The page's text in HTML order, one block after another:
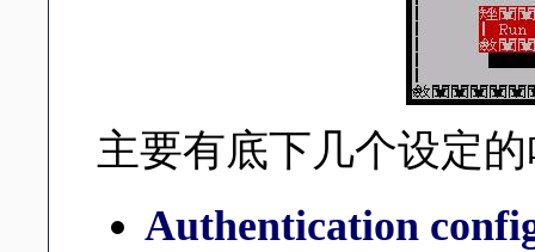
主要有底下几个设定
Authentication